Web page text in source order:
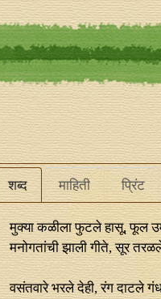
शब्द माहिती प्रिंट
मुक्या कळीला फुटले हासू, फूल
मनोगतांची झाली गीते, सूर
वसंतवारे भरले देही, रंग दाटले